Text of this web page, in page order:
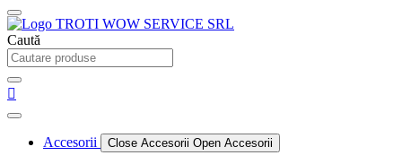
Caută
Accesorii Close Accesorii Open Accesorii